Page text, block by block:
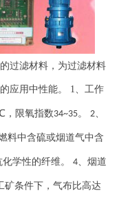
过滤材料，为过滤材料
应用中性能。 1、工作
，限氧指数34~35。2、
料中含硫或烟道气中含
化学性的纤维。4、烟道
矿条件下，气布比高达